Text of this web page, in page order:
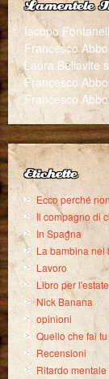
Lamentele
Iacopo
Francesco
Laura Bellavite
Francesco
Francesco
Etichette
Ecco perché
Il compagno di
In Spagna
La bambina nel
Lavoro
Libro per l'estate
Nick Banana
opinioni
Quello che fai
Recensioni
Ritardo mentale